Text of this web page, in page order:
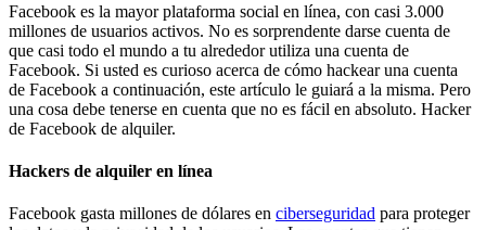
Facebook es la mayor plataforma social en línea, con casi 3.000
millones de usuarios activos. No es sorprendente darse cuenta de
que casi todo el mundo a tu alrededor utiliza una cuenta de
Facebook. Si usted es curioso acerca de cómo hackear una cuenta
de Facebook a continuación, este artículo le guiará a la misma. Pero
una cosa debe tenerse en cuenta que no es fácil en absoluto. Hacker
de Facebook de alquiler.
Hackers de alquiler en línea
Facebook gasta millones de dólares en ciberseguridad para proteger